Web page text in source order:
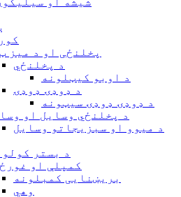
پخلنځی او د میز
د پخلنځي
د اوبو کیټلونه
د ډوډۍ ډوډۍ
د ډوډۍ ډوډۍ سیټونه
د پخلنځي وسایل او
د میوو او سبزیجاتو وسایل
د بستر
کمپلې او
بریښنایی کمبلونه
وهي